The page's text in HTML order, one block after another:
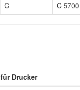
C C
für Drucker